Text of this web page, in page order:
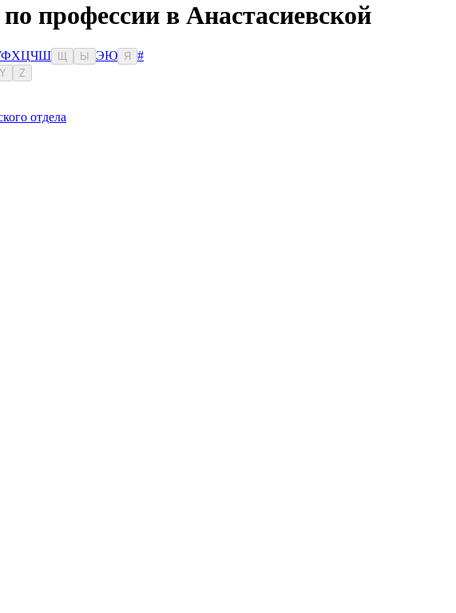
профессии в Анастасиевской
ФХЦЧШ Ы ЭЮ Я
#
Y Z
отдела